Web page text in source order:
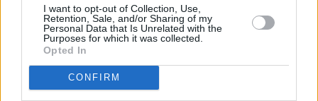
I want to opt-out of Collection, Use,
Retention, Sale, and/or Sharing of my
Personal Data that Is Unrelated with the
Purposes for which it was collected.
Opted In
CONFIRM
Πριν 7 ημέρες
Τρίτος στη σφαιροβολία στη διεθνή συνάντηση
Ελλάδας–Κύπρου Κ18 ο Δημήτρης Τέλλιος